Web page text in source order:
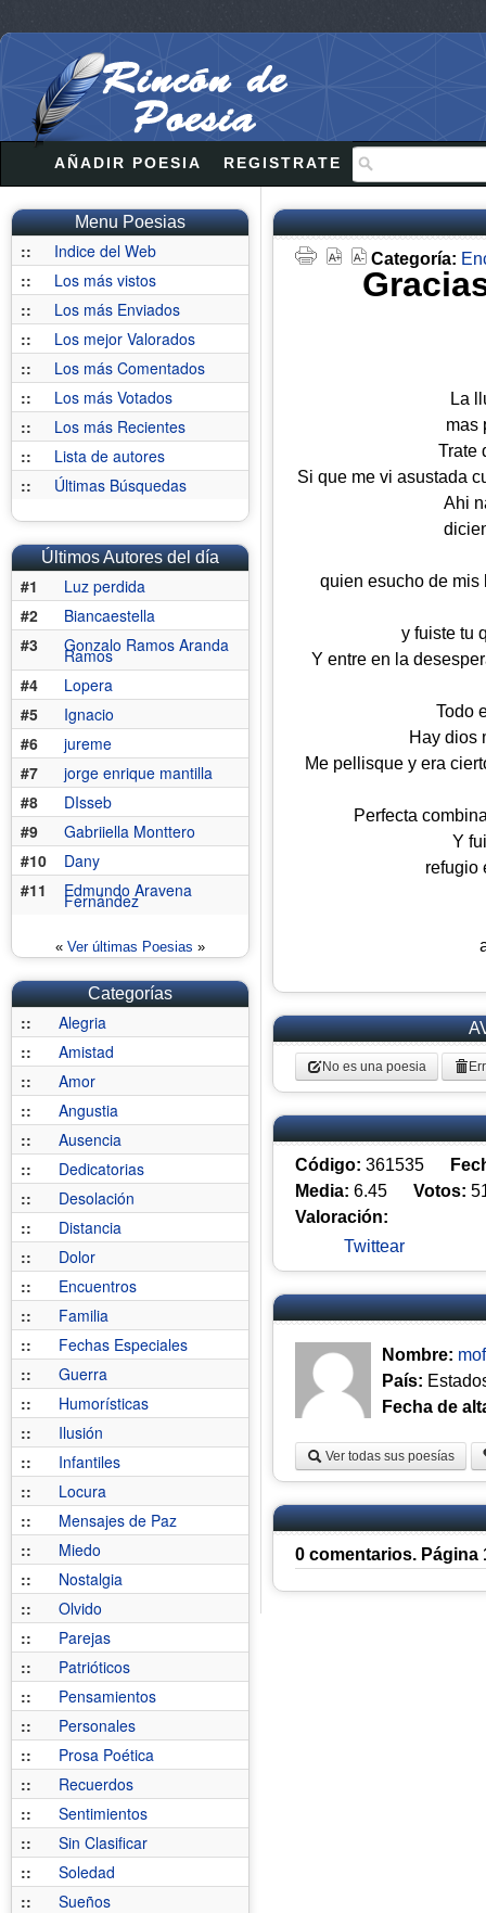
AÑADIR POESIA REGISTRATE
Menu Poesias
::
Indice del Web
::
Los más vistos
::
Los más Enviados
::
Los mejor Valorados
::
Los más Comentados
::
Los más Votados
::
Los más Recientes
::
Lista de autores
::
Últimas Búsquedas
Últimos Autores del día
#1
Luz perdida
#2
Biancaestella
#3
Gonzalo Ramos Aranda
Ramos
#4
Lopera
#5
Ignacio
#6
jureme
#7
jorge enrique mantilla
#8
DIsseb
#9
Gabriiella Monttero
#10
Dany
#11
Edmundo Aravena
Fernández
« Ver últimas Poesias »
Categorías
::
Alegria
::
Amistad
::
Amor
::
Angustia
::
Ausencia
::
Dedicatorias
::
Desolación
::
Distancia
::
Dolor
::
Encuentros
::
Familia
::
Fechas Especiales
::
Guerra
::
Humorísticas
::
Ilusión
::
Infantiles
::
Locura
::
Mensajes de Paz
::
Miedo
::
Nostalgia
::
Olvido
::
Parejas
::
Patrióticos
::
Pensamientos
::
Personales
::
Prosa Poética
::
Recuerdos
::
Sentimientos
::
Sin Clasificar
::
Soledad
::
Sueños
Categoría:
La
mas
Trate
Si que me vi asustada
Ahi
quien esucho de mis
y fuiste tu
Y entre en la
Todo
Hay dios
Me pellisque y era
Perfecta
Y
refugio
No es una poesia
Código: 361535
Media: 6.45 Votos:
Valoración:
Twittear
Nombre:
País:
Fecha de
Ver todas sus poesías
0 comentarios. Página